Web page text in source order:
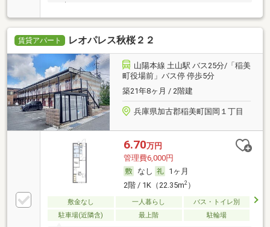
に来
賃貸アパート レオパレス秋桜２２
山陽本線 土山駅 バス25分/「稲美
町役場前」バス停 停歩5分
築21年8ヶ月 / 2階建
兵庫県加古郡稲美町国岡１丁目
6.70万円
管理費6,000円
なし
1ヶ月
2階 / 1K（22.35m2）
敷金なし 一人暮らし
バス・トイレ別
駐車場(近隣含)
最上階 駐輪場